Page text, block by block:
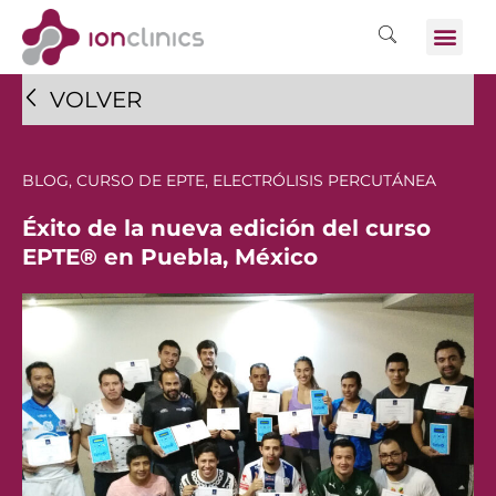
VOLVER
BLOG, CURSO DE EPTE, ELECTRÓLISIS PERCUTÁNEA
Éxito de la nueva edición del curso
EPTE® en Puebla, México